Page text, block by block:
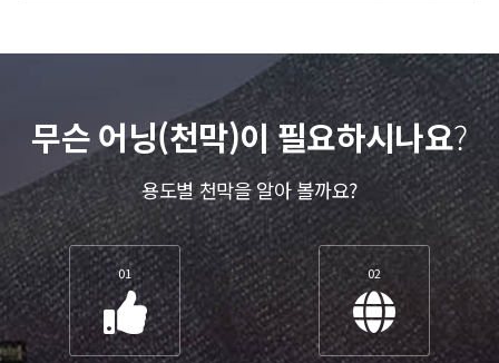
무슨 어닝(천막)이 필요하시나요?
용도별 천막을 알아 볼까요?
01 02